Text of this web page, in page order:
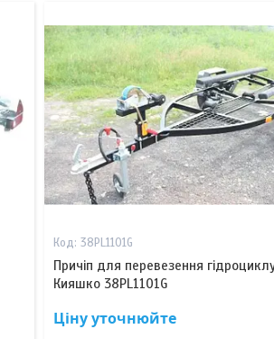
38PL1101G
Причіп для перевезення
Кияшко 38PL1101G
Ціну уточнюйте